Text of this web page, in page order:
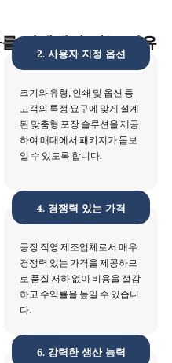
선택해야 하는 이유
2. 사용자 지정 옵션
크기와 유형, 인쇄 및 옵션 등
고객의 특정 요구에 맞게 설계
된 맞춤형 포장 솔루션을 제공
하여 매대에서 패키지가 돋보
일 수 있도록 합니다.
4. 경쟁력 있는 가격
공장 직영 제조업체로서 매우
경쟁력 있는 가격을 제공하므
로 품질 저하 없이 비용을 절감
하고 수익률을 높일 수 있습니
다.
6. 강력한 생산 능력